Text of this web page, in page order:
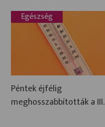
Egészség
Péntek éjfélig
meghosszabbították a III.